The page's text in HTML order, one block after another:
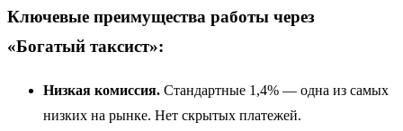
Ключевые преимущества работы через
«Богатый таксист»:
Низкая комиссия. Стандартные 1,4% — одна из самых
низких на рынке. Нет скрытых платежей.